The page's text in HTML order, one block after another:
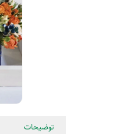
توضیحات